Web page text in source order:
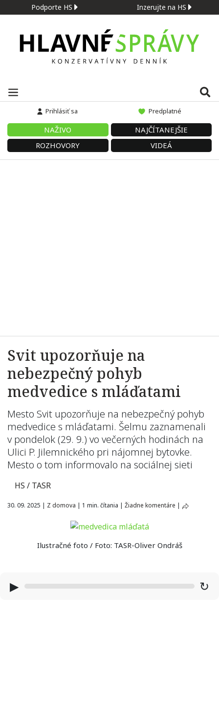
Podporte HS Inzerujte na HS
Prihlásiť sa Predplatné
NAŽIVO
NAJČÍTANEJŠIE
ROZHOVORY
VIDEÁ
Svit upozorňuje na
nebezpečný pohyb
medvedice s mláďatami
Mesto Svit upozorňuje na nebezpečný pohyb
medvedice s mláďatami. Šelmu zaznamenali
v pondelok (29. 9.) vo večerných hodinách na
Ulici P. Jilemnického pri nájomnej bytovke.
Mesto o tom informovalo na sociálnej sieti
HS / TASR
30. 09. 2025 | Z domova | 1 min. čítania | Žiadne komentáre |
Ilustračné foto / Foto: TASR-Oliver Ondráš
▶ ↻